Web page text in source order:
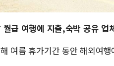
급 여행에 지출,숙박 공유 업
여름 휴가기간 동안 해외여